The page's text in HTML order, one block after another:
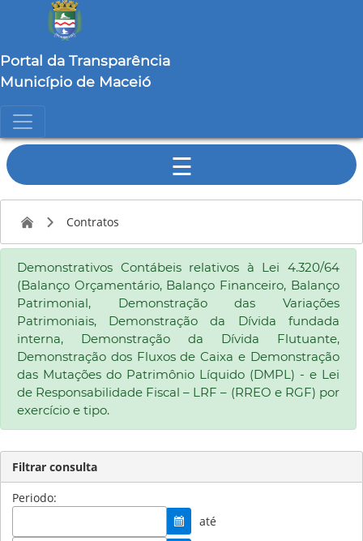
Portal da Transparência
Município de Maceió
☰
Contratos
Demonstrativos Contábeis relativos à Lei 4.320/64
(Balanço Orçamentário, Balanço Financeiro, Balanço
Patrimonial, Demonstração das Variações
Patrimoniais, Demonstração da Dívida fundada
interna, Demonstração da Dívida Flutuante,
Demonstração dos Fluxos de Caixa e Demonstração
das Mutações do Patrimônio Líquido (DMPL) - e Lei
de Responsabilidade Fiscal – LRF – (RREO e RGF) por
exercício e tipo.
Filtrar consulta
Periodo:
até